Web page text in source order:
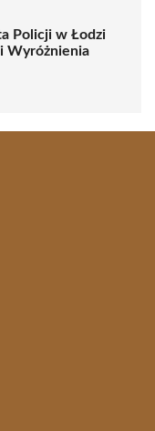
Policji w Łodzi
Wyróżnienia